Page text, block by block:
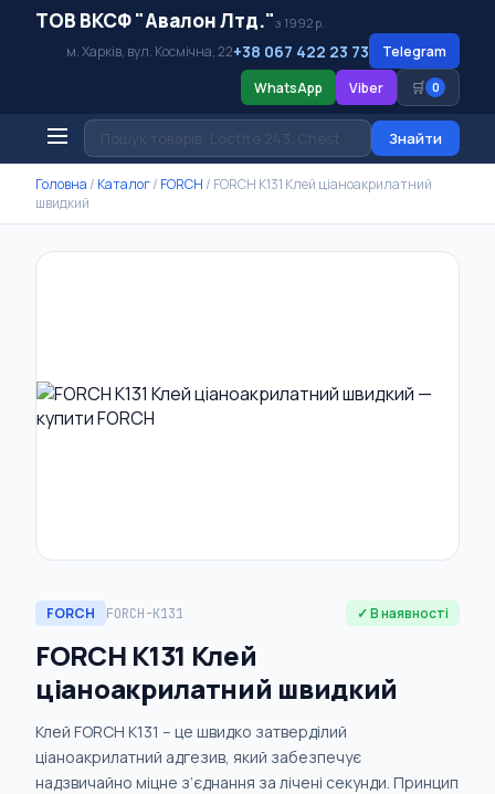
ТОВ ВКСФ "Авалон Лтд."з 1992 р.
м. Харків, вул. Космічна, 22+38 067 422 23 73
Telegram
WhatsApp
Viber 🛒 0
Знайти
Головна / Каталог/ FORCH / FORCH K131 Клей ціаноакрилатний
швидкий
FORCH FORCH-K131 ✓ В наявності
FORCH K131 Клей
ціаноакрилатний швидкий
Клей FORCH K131 – це швидко затверділий
ціаноакрилатний адгезив, який забезпечує
надзвичайно міцне з’єднання за лічені секунди. Принцип